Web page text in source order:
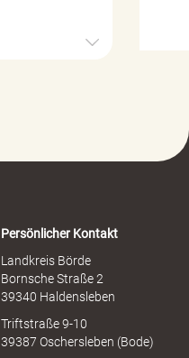
Persönlicher Kontakt
Landkreis Börde
Bornsche Straße 2
39340 Haldensleben
Triftstraße 9-10
39387 Oschersleben (Bode)